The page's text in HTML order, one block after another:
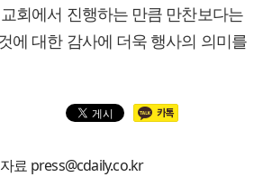
회에서 진행하는 만큼 만찬보다는
에 대한 감사에 더욱 행사의 의미를
료 press@cdaily.co.kr